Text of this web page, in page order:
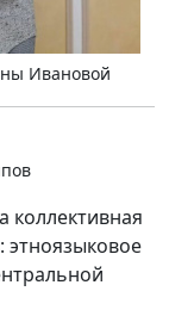
Ивановой
коллективная
этноязыковое